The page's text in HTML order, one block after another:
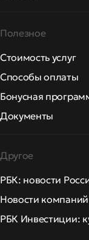
Полезное
Стоимость услуг
Способы оплаты
Бонусная
Документы
Другое
РБК: новости
Новости
РБК Инвестиции: